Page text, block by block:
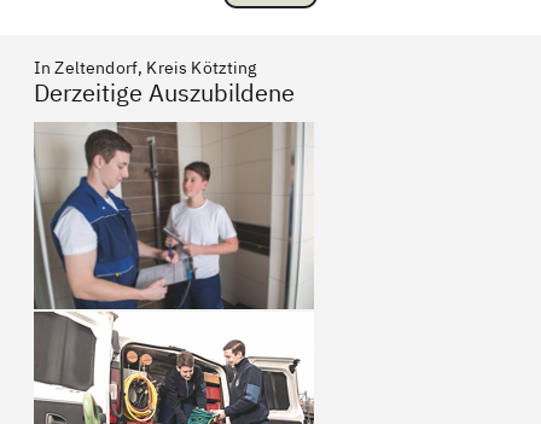
In Zeltendorf, Kreis Kötzting
Derzeitige Auszubildene